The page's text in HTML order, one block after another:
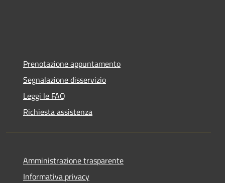
Prenotazione appuntamento
Segnalazione disservizio
Leggi le FAQ
Richiesta assistenza
Amministrazione trasparente
Informativa privacy